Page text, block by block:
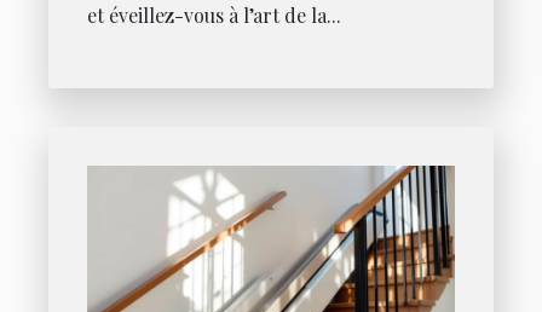
et éveillez-vous à l’art de la...